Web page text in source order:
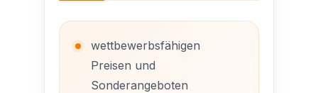
wettbewerbsfähigen
Preisen und
Sonderangeboten